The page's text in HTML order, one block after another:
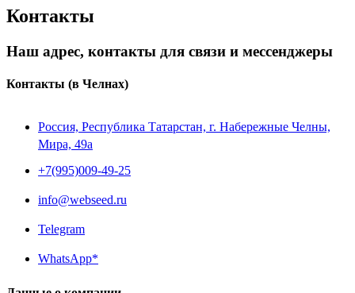
Контакты
Наш адрес, контакты для связи и мессенджеры
Контакты (в Челнах)
Россия, Республика Татарстан, г. Набережные Челны,
Мира, 49a
+7(995)009-49-25
info@webseed.ru
Telegram
WhatsApp*